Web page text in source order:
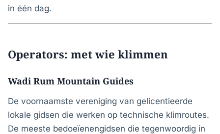
in één dag.
Operators: met wie klimmen
Wadi Rum Mountain Guides
De voornaamste vereniging van gelicentieerde
lokale gidsen die werken op technische klimroutes.
De meeste bedoeïenengidsen die tegenwoordig in